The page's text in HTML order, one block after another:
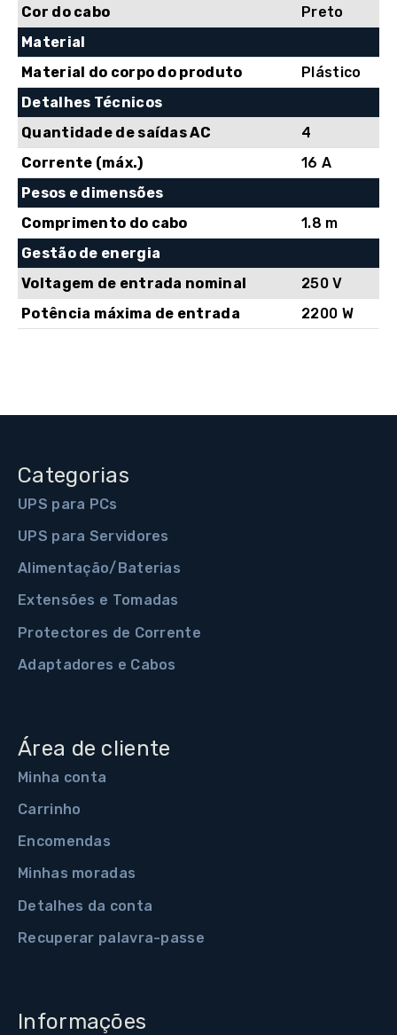
preto
Cor do cabo
Preto
Material
Material do corpo do produto
Plástico
Detalhes Técnicos
Quantidade de saídas AC
4
Corrente (máx.)
16 A
Pesos e dimensões
Comprimento do cabo
1.8 m
Gestão de energia
Voltagem de entrada nominal
250 V
Potência máxima de entrada
2200 W
Categorias
UPS para PCs
UPS para Servidores
Alimentação/Baterias
Extensões e Tomadas
Protectores de Corrente
Adaptadores e Cabos
Área de cliente
Minha conta
Carrinho
Encomendas
Minhas moradas
Detalhes da conta
Recuperar palavra-passe
Informações